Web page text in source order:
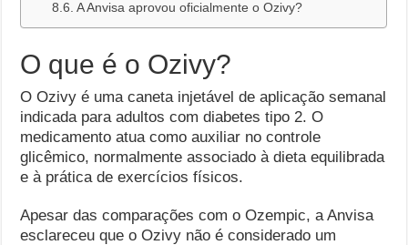
A Anvisa aprovou oficialmente o Ozivy?
O que é o Ozivy?
O Ozivy é uma caneta injetável de aplicação semanal
indicada para adultos com diabetes tipo 2. O
medicamento atua como auxiliar no controle
glicêmico, normalmente associado à dieta equilibrada
e à prática de exercícios físicos.
Apesar das comparações com o Ozempic, a Anvisa
esclareceu que o Ozivy não é considerado um